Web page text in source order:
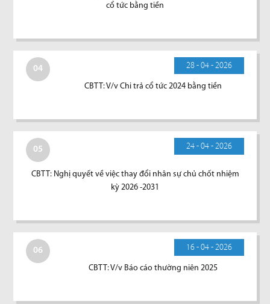
cổ tức bằng tiền
04 28 - 04 - 2026
CBTT: V/v Chi trả cổ tức 2024 bằng tiền
05 24 - 04 - 2026
CBTT: Nghị quyết về việc thay đổi nhân sự chủ chốt nhiệm
kỳ 2026 -2031
06 16 - 04 - 2026
CBTT: V/v Báo cáo thường niên 2025